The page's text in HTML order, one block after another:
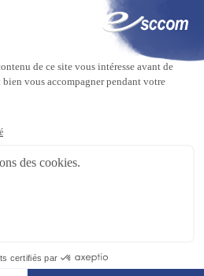
2026